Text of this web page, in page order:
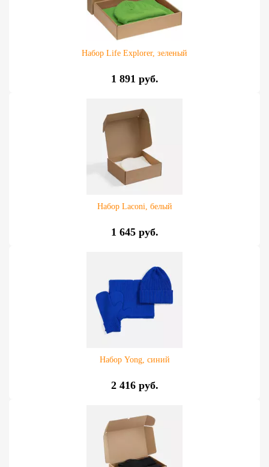
Набор Life Explorer, зеленый
1 891 руб.
Набор Laconi, белый
1 645 руб.
Набор Yong, синий
2 416 руб.